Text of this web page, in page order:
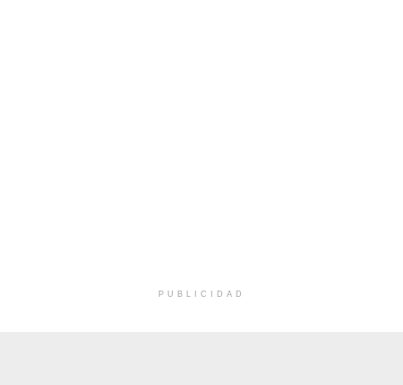
PUBLICIDAD